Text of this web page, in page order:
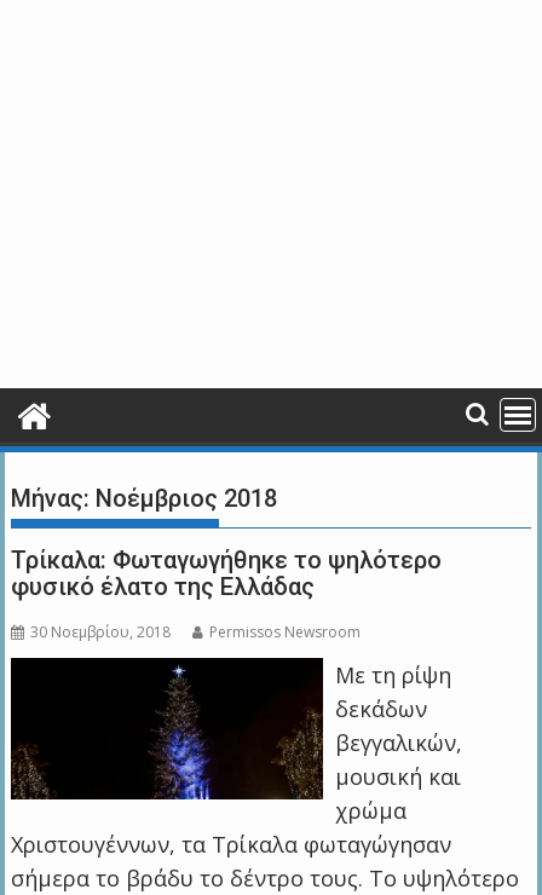
Μήνας: Νοέμβριος 2018
Τρίκαλα: Φωταγωγήθηκε το ψηλότερο
φυσικό έλατο της Ελλάδας
30 Νοεμβρίου, 2018 Permissos Newsroom
Με τη ρίψη
δεκάδων
βεγγαλικών,
μουσική και
χρώμα
Χριστουγέννων, τα Τρίκαλα φωταγώγησαν
σήμερα το βράδυ το δέντρο τους. Το υψηλότερο